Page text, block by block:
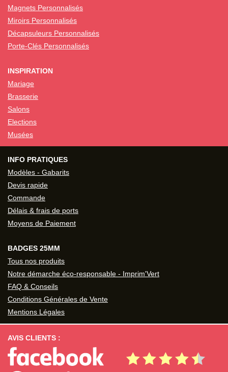
Magnets Personnalisés
Miroirs Personnalisés
Décapsuleurs Personnalisés
Porte-Clés Personnalisés
INSPIRATION
Mariage
Brasserie
Salons
Elections
Musées
INFO PRATIQUES
Modèles - Gabarits
Devis rapide
Commande
Délais & frais de ports
Moyens de Paiement
BADGES 25MM
Tous nos produits
Notre démarche éco-responsable - Imprim'Vert
FAQ & Conseils
Conditions Générales de Vente
Mentions Légales
AVIS CLIENTS :